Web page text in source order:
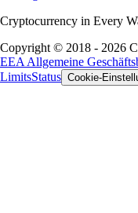
Cryptocurrency in Every
Copyright © 2018 - 2026
EEA Allgemeine
LimitsStatus Cookie-